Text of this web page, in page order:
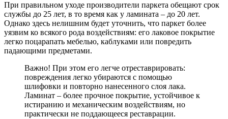
При правильном уходе производители паркета обещают срок
службы до 25 лет, в то время как у ламината – до 20 лет.
Однако здесь нелишним будет уточнить, что паркет более
уязвим ко всякого рода воздействиям: его лаковое покрытие
легко поцарапать мебелью, каблуками или повредить
падающими предметами.
Важно! При этом его легче отреставрировать:
повреждения легко убираются с помощью
шлифовки и повторно нанесенного слоя лака.
Ламинат – более прочное покрытие, устойчивое к
истиранию и механическим воздействиям, но
практически не поддающееся реставрации.